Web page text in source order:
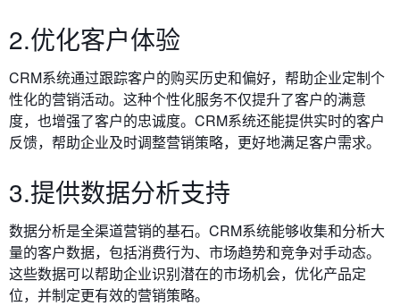
2.优化客户体验
CRM系统通过跟踪客户的购买历史和偏好，帮助企业定制个
性化的营销活动。这种个性化服务不仅提升了客户的满意
度，也增强了客户的忠诚度。CRM系统还能提供实时的客户
反馈，帮助企业及时调整营销策略，更好地满足客户需求。
3.提供数据分析支持
数据分析是全渠道营销的基石。CRM系统能够收集和分析大
量的客户数据，包括消费行为、市场趋势和竞争对手动态。
这些数据可以帮助企业识别潜在的市场机会，优化产品定
位，并制定更有效的营销策略。